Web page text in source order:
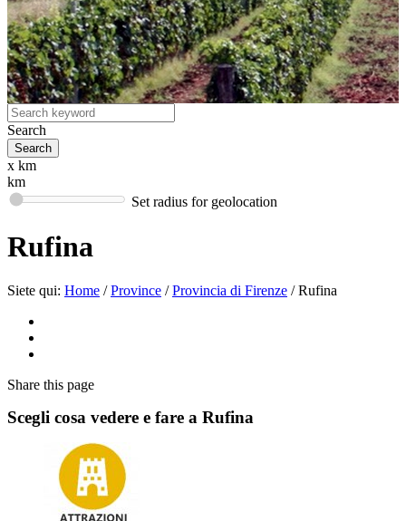
Search
x km
km
Set radius for geolocation
Rufina
Siete qui: Home / Province / Provincia di Firenze / Rufina
Share this page
Scegli cosa vedere e fare a Rufina